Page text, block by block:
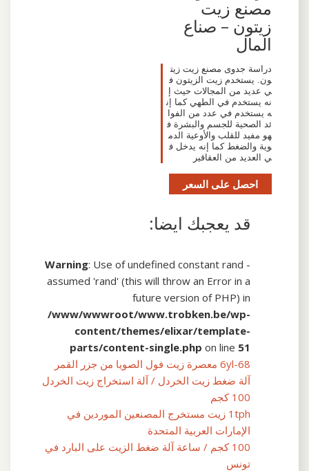
مصنع زيت
زيتون – صناع
المال
دراسة جدوى مصنع زيت زيت
ون. يستخدم زيت الزيتون ف
ي عديد من المجالات حيث إ
نه يستخدم في الطهي كما إن
ه يستخدم في عدد من الفوا
ئد الصحية للجسم والبشرة ف
هو مفيد للقلب والأوعية الدم
وية والضغط كما إنه يدخل ف
ي العديد من العقاقير
احصل على السعر
قد يعجبك ايضا:
Warning: Use of undefined constant rand -
assumed 'rand' (this will throw an Error in a
future version of PHP) in
/www/wwwroot/www.trobken.be/wp-
content/themes/elixar/template-
parts/content-single.php on line 51
6yl-68 معصرة زيت فول الصويا من جزر القمر
آلة ضغط زيت الخردل / آلة استخراج زيت الخردل
100 كجم
1tph زيت مستخرج المصنعين الموردين في
الإمارات العربية المتحدة
100 كجم / ساعة آلة ضغط الزيت على البارد في
تونس